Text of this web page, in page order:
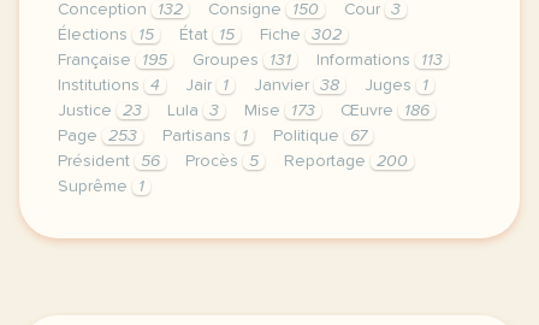
Conception
132 Consigne 150 Cour
3
Élections
15 État 15 Fiche
302
Française
195 Groupes 131 Informations
113
Institutions
4 Jair 1 Janvier 38 Juges
1
Justice
23 Lula 3 Mise 173 Œuvre
186
Page
253 Partisans 1 Politique
67
Président
56 Procès 5 Reportage
200
Suprême
1
le respect de votre vie privee est une priorite